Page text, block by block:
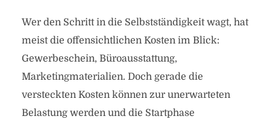
Wer den Schritt in die Selbstständigkeit wagt, hat
meist die offensichtlichen Kosten im Blick:
Gewerbeschein, Büroausstattung,
Marketingmaterialien. Doch gerade die
versteckten Kosten können zur unerwarteten
Belastung werden und die Startphase